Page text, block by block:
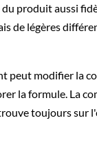
du produit aussi
de légères
peut modifier la
la formule. La
toujours sur